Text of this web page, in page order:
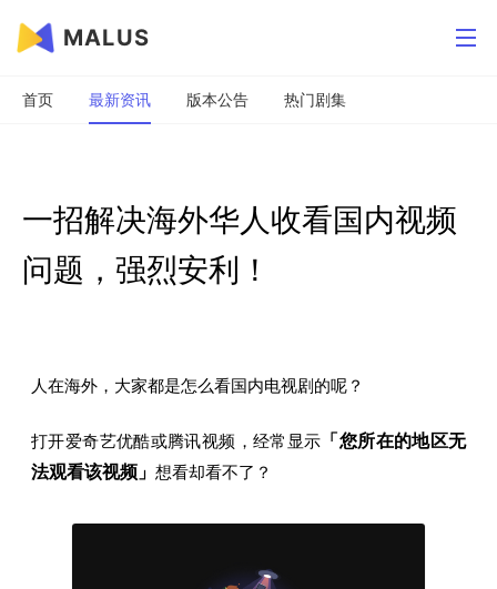
MALUS
首页 最新资讯 版本公告 热门剧集
一招解决海外华人收看国内视频
问题，强烈安利！
人在海外，大家都是怎么看国内电视剧的呢？
打开爱奇艺优酷或腾讯视频，经常显示 「您所在的地区无
法观看该视频」 想看却看不了？